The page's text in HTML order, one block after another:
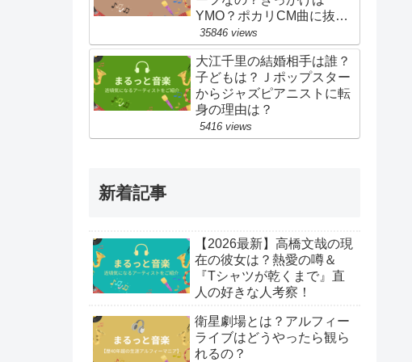
YMO？ポカリCM曲に抜
擢！
35846 views
大江千里の結婚相手は誰？
子どもは？Ｊポップスター
からジャズピアニストに転
身の理由は？
5416 views
新着記事
【2026最新】高橋文哉の現
在の彼女は？熱愛の噂＆
『Tシャツが乾くまで』直
人の好きな人考察！
衛星劇場とは？アルフィー
ライブはどうやったら観ら
れるの？